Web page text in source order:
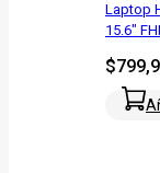
Laptop
15.6″
$